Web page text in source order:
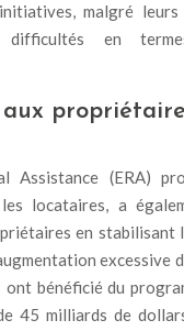
malgré
difficultés en
Assistance (ERA)
locataires, a
en stabilisant
excessive
bénéficié du
45 milliards de